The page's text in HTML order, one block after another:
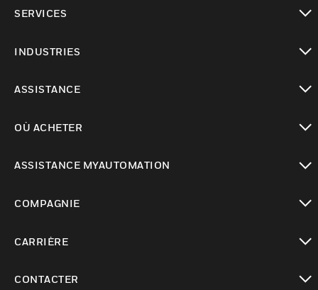
SERVICES
INDUSTRIES
ASSISTANCE
OÙ ACHETER
ASSISTANCE MYAUTOMATION
COMPAGNIE
CARRIÈRE
CONTACTER